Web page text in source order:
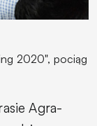
2020", pociąg
Agra-